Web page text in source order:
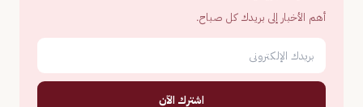
أهم الأخبار إلى بريدك كل صباح.
اشترك الآن